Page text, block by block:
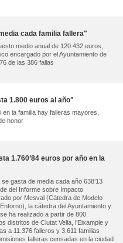
cada familia fallera"
medio anual de 120.432 euros,
encargado por el Ayuntamiento de
de las 386 fallas
1.800 euros al año"
la familia hay falleras mayores,
honor
1.760’84 euros por año en la
gasta de media cada año 638’13
del Informe sobre Impacto
por Mesval (Cátedra de Modelo
la cátedra del Ayuntamiento y
ha realizado a partir de 800
distritos de Ciutat Vella, l’Eixample y
a 11.376 falleros y 3.611 familias
falleras censadas en la ciudad